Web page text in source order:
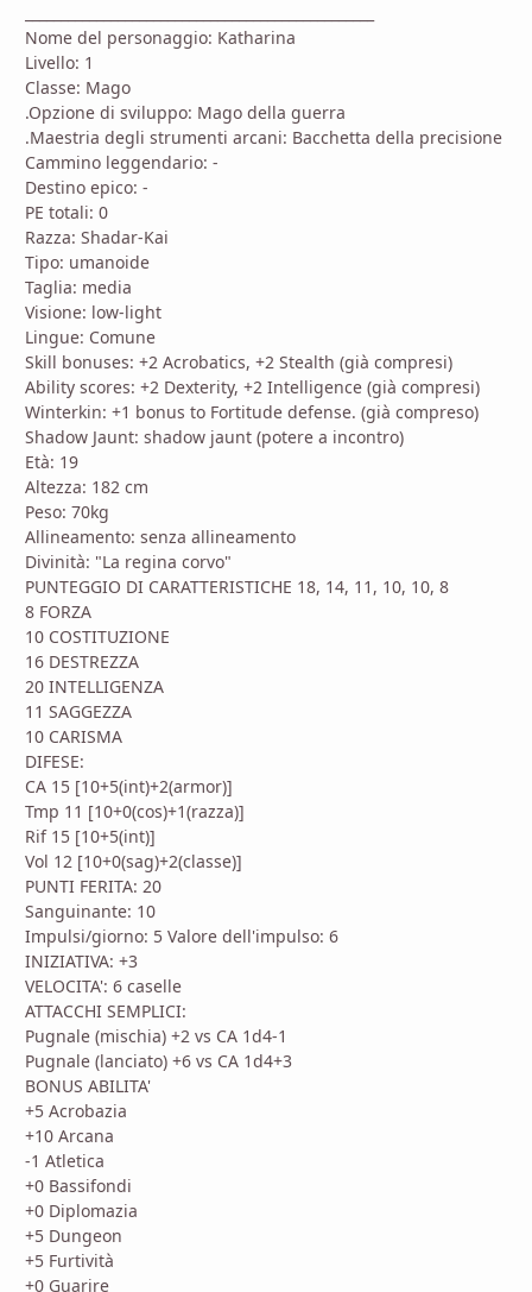
Nome del personaggio: Katharina
Livello: 1
Classe: Mago
.Opzione di sviluppo: Mago della guerra
.Maestria degli strumenti arcani: Bacchetta della precisione
Cammino leggendario: -
Destino epico: -
PE totali: 0
Razza: Shadar-Kai
Tipo: umanoide
Taglia: media
Visione: low-light
Lingue: Comune
Skill bonuses: +2 Acrobatics, +2 Stealth (già compresi)
Ability scores: +2 Dexterity, +2 Intelligence (già compresi)
Winterkin: +1 bonus to Fortitude defense. (già compreso)
Shadow Jaunt: shadow jaunt (potere a incontro)
Età: 19
Altezza: 182 cm
Peso: 70kg
Allineamento: senza allineamento
Divinità: "La regina corvo"
PUNTEGGIO DI CARATTERISTICHE 18, 14, 11, 10, 10, 8
8 FORZA
10 COSTITUZIONE
16 DESTREZZA
20 INTELLIGENZA
11 SAGGEZZA
10 CARISMA
DIFESE:
CA 15 [10+5(int)+2(armor)]
Tmp 11 [10+0(cos)+1(razza)]
Rif 15 [10+5(int)]
Vol 12 [10+0(sag)+2(classe)]
PUNTI FERITA: 20
Sanguinante: 10
Impulsi/giorno: 5 Valore dell'impulso: 6
INIZIATIVA: +3
VELOCITA': 6 caselle
ATTACCHI SEMPLICI:
Pugnale (mischia) +2 vs CA 1d4-1
Pugnale (lanciato) +6 vs CA 1d4+3
BONUS ABILITA'
+5 Acrobazia
+10 Arcana
-1 Atletica
+0 Bassifondi
+0 Diplomazia
+5 Dungeon
+5 Furtività
+0 Guarire